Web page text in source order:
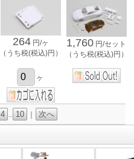
264 円/ヶ
（うち税(税込)円）
ヶ
1,760 円/セット
（うち税(税込)円）
4 .. 10 次へ